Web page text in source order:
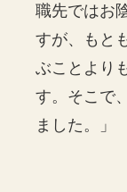
職先ではお
すが、もと
ぶことより
す。そこで
ました。」